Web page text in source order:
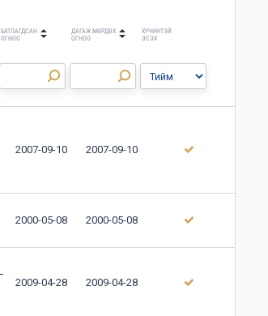
БАТЛАГДСАН
ОГНОО
ДАГАЖ МӨРДӨХ
ОГНОО
ХҮЧИНТЭЙ
ЭСЭХ
2007-09-10 2007-09-10
2000-05-08 2000-05-08
2009-04-28 2009-04-28